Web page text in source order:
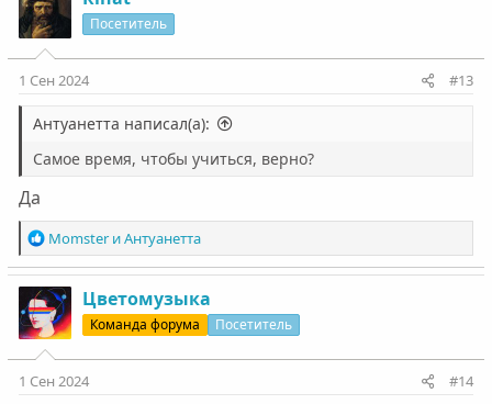
ц
и
и
:
Посетитель
1 Сен 2024 #13
Антуанетта написал(а):
Самое время, чтобы учиться, верно?
Да
Р
е
а
к
ц
и
и
:
MomsterиАнтуанетта
Цветомузыка
Команда форума Посетитель
1 Сен 2024 #14